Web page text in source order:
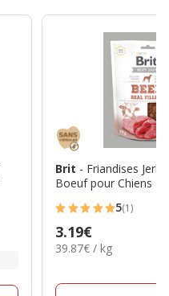
Brit - Friandises
Boeuf pour Chiens -
5
étoiles
avec
5(1)
Prix
3.19€
3.19€
39.87€
39.87€ / kg